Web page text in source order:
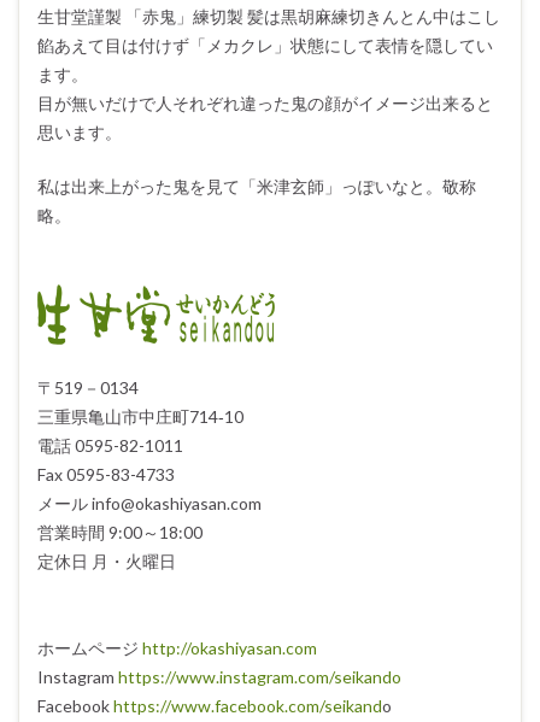
生甘堂謹製 「赤鬼」練切製 髪は黒胡麻練切きんとん中はこし
餡あえて目は付けず「メカクレ」状態にして表情を隠してい
ます。
目が無いだけで人それぞれ違った鬼の顔がイメージ出来ると
思います。
私は出来上がった鬼を見て「米津玄師」っぽいなと。敬称
略。
〒519－0134
三重県亀山市中庄町714‐10
電話 0595-82-1011
Fax 0595-83-4733
メール info@okashiyasan.com
営業時間 9:00～18:00
定休日 月・火曜日
ホームページ http://okashiyasan.com
Instagram https://www.instagram.com/seikando
Facebookhttps://www.facebook.com/seikando